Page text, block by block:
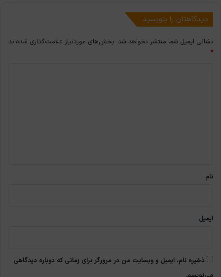
دیدگاهتان را بنویسید
نشانی ایمیل شما منتشر نخواهد شد. بخش‌های موردنیاز علامت‌گذاری شده‌اند
*
نام
ایمیل
ذخیره نام، ایمیل و وبسایت من در مرورگر برای زمانی که دوباره دیدگاهی